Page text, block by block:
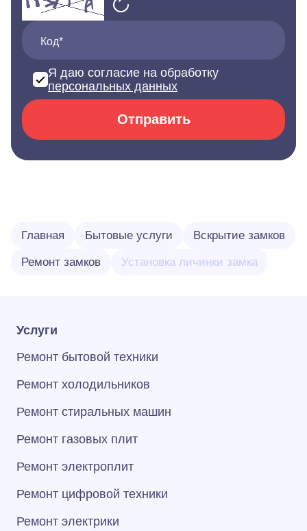
Код*
Я даю согласие на обработку
персональных данных
Отправить
Главная Бытовые услуги Вскрытие замков
Ремонт замков Установка личинки замка
Услуги
Ремонт бытовой техники
Ремонт холодильников
Ремонт стиральных машин
Ремонт газовых плит
Ремонт электроплит
Ремонт цифровой техники
Ремонт электрики